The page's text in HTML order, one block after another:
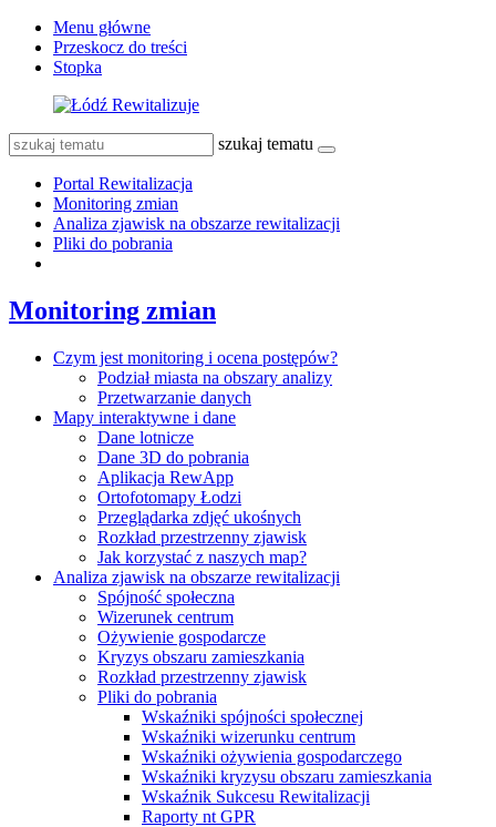
Menu główne
Przeskocz do treści
Stopka
szukaj tematu
Portal Rewitalizacja
Monitoring zmian
Analiza zjawisk na obszarze rewitalizacji
Pliki do pobrania
Monitoring zmian
Czym jest monitoring i ocena postępów?
Podział miasta na obszary analizy
Przetwarzanie danych
Mapy interaktywne i dane
Dane lotnicze
Dane 3D do pobrania
Aplikacja RewApp
Ortofotomapy Łodzi
Przeglądarka zdjęć ukośnych
Rozkład przestrzenny zjawisk
Jak korzystać z naszych map?
Analiza zjawisk na obszarze rewitalizacji
Spójność społeczna
Wizerunek centrum
Ożywienie gospodarcze
Kryzys obszaru zamieszkania
Rozkład przestrzenny zjawisk
Pliki do pobrania
Wskaźniki spójności społecznej
Wskaźniki wizerunku centrum
Wskaźniki ożywienia gospodarczego
Wskaźniki kryzysu obszaru zamieszkania
Wskaźnik Sukcesu Rewitalizacji
Raporty nt GPR